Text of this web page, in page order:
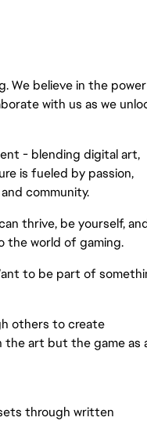
We believe in the
with us as we
- blending digital art,
is fueled by passion,
community.
thrive, be yourself,
the world of gaming.
to be part of
others to create
the art but the game as
through written